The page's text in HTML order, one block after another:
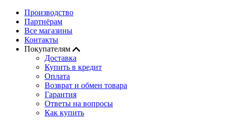
Производство
Партнёрам
Все магазины
Контакты
Покупателям
Доставка
Купить в кредит
Оплата
Возврат и обмен товара
Гарантия
Ответы на вопросы
Как купить